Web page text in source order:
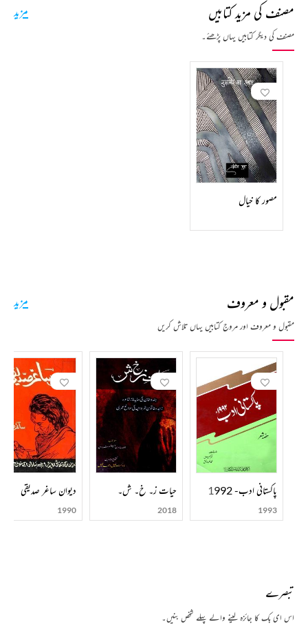
مصنف کی مزید کتابیں
مصنف کی دیگر کتابیں یہاں پڑھئے۔
مزید
مصور کا خیال
مقبول و معروف
مقبول و معروف اور مروج کتابیں یہاں تلاش کریں
مزید
پاکستانی ادب- 1992
1993
حیات ز۔ خ۔ ش۔
2018
دیوان ساغر صدیقی
1990
تبصرے
اس ای بک کا جائزہ لینے والے پہلے شخص بنیں۔